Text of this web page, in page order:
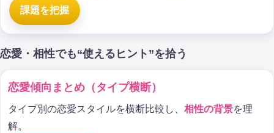
課題を把握
恋愛・相性でも“使えるヒント”を拾う
恋愛傾向まとめ（タイプ横断）
タイプ別の恋愛スタイルを横断比較し、 相性の背景を理
解。